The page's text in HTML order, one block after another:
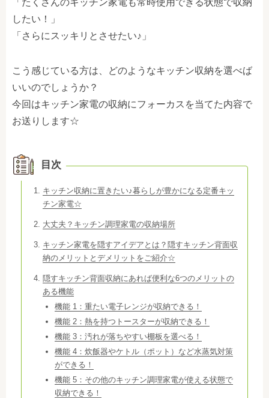
「たくさんのキッチン家電も常時使用できる状態で収納
したい！」
「さらにスッキリとさせたい♪」
こう感じている方は、どのようなキッチン収納を選べば
いいのでしょうか？
今回はキッチン家電の収納にフォーカスを当てた内容で
お送りします☆
目次
キッチン収納に置きたい♪暮らしが豊かになる定番キッ
チン家電☆
大丈夫？キッチン調理家電の収納場所
キッチン家電を隠すアイデアとは？隠すキッチン背面収
納のメリットとデメリットをご紹介☆
隠すキッチン背面収納にあれば便利な6つのメリットの
ある機能
機能 1：重たい電子レンジが収納できる！
機能 2：熱を持つトースターが収納できる！
機能 3：汚れが落ちやすい棚板を選べる！
機能 4：炊飯器やケトル（ポット）など水蒸気対策
ができる！
機能 5：その他のキッチン調理家電が使える状態で
収納できる！